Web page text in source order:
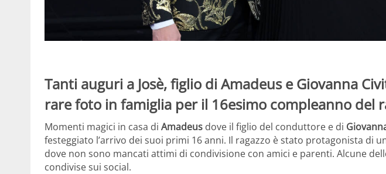
Tanti auguri a Josè, figlio di Amadeus e Giovanna
rare foto in famiglia per il 16esimo compleanno del
Momenti magici in casa di Amadeus dove il figlio del conduttore e di
festeggiato l’arrivo dei suoi primi 16 anni. Il ragazzo è stato protagonista di
dove non sono mancati attimi di condivisione con amici e parenti. Alcune
condivise sui social.